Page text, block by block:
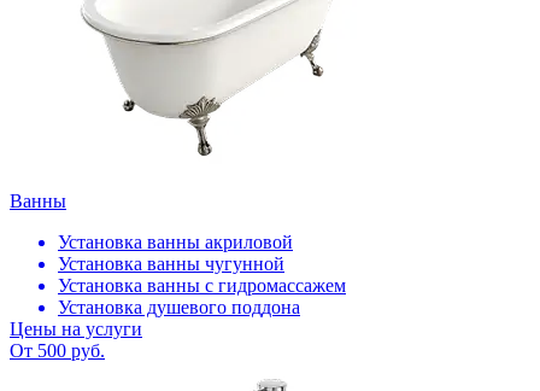
Ванны
Установка ванны акриловой
Установка ванны чугунной
Установка ванны с гидромассажем
Установка душевого поддона
Цены на услуги
От 500 руб.